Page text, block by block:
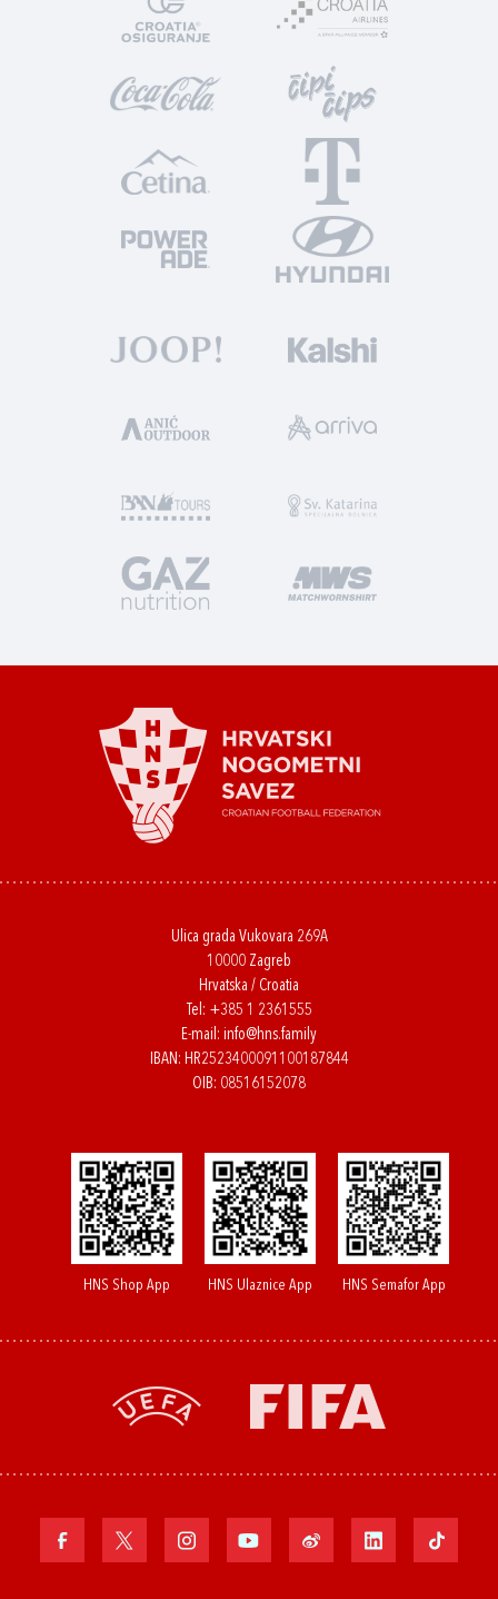
Ulica grada Vukovara 269A
10000 Zagreb
Hrvatska / Croatia
Tel: +385 1 2361555
E-mail: info@hns.family
IBAN: HR2523400091100187844
OIB: 08516152078
HNS Shop App HNS Ulaznice App HNS Semafor App